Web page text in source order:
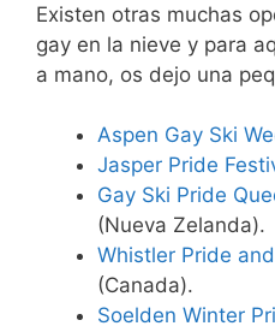
Existen otras muchas
gay en la nieve y para
a mano, os dejo una
Aspen Gay Ski
Jasper Pride
Gay Ski Pride
(Nueva Zelanda).
Whistler Pride
(Canada).
Soelden Winter